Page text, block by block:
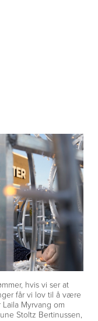
hvis vi ser at
får vi lov til å være
Myrvang om
Stoltz Bertinussen,